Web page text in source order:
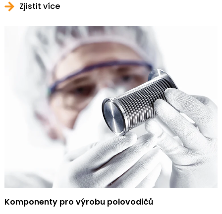
Zjistit více
Komponenty pro výrobu polovodičů